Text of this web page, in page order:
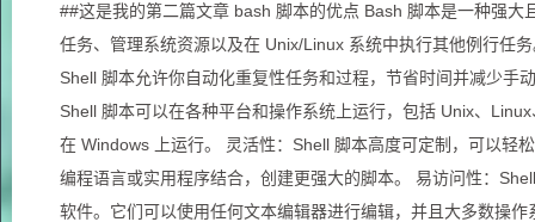
##这是我的第二篇文章 bash 脚本的优点 Bash 脚本是一种强大
任务、管理系统资源以及在 Unix/Linux 系统中执行其他例行任
Shell 脚本允许你自动化重复性任务和过程，节省时间并减少手
Shell 脚本可以在各种平台和操作系统上运行，包括 Unix、
在 Windows 上运行。 灵活性：Shell 脚本高度可定制，可以轻
编程语言或实用程序结合，创建更强大的脚本。 易访问性：
软件。它们可以使用任何文本编辑器进行编辑，并且大多数操